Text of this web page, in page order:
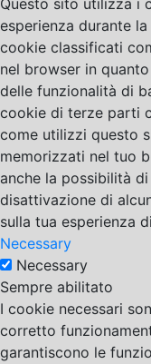
Questo sito utilizza i
esperienza durante
cookie classificati
nel browser in
delle funzionalità di
cookie di terze parti
come utilizzi questo
memorizzati nel tuo
anche la possibilità
disattivazione di
sulla tua esperienza
Necessary
Necessary
Sempre abilitato
I cookie necessari
corretto
garantiscono le